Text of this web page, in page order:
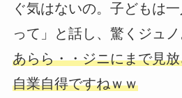
ぐ気はないの。子どもは
って」と話し、驚くジュノ
あらら・・ジニにまで見
自業自得ですねｗｗ